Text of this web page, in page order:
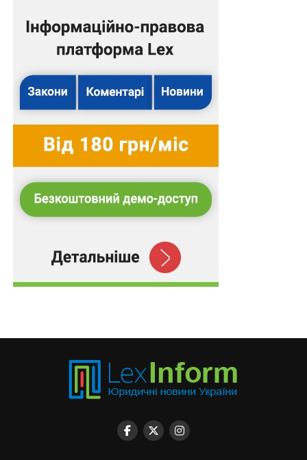
Відмінність між договором дарування та заповітом
полягає також в умовах втрати юридичної сили цих
документів. Так, заповідач має право в будь-який час
скасувати заповіт та в будь-який час скласти новий.
Заповіт, який було складено пізніше, скасовує
попередній заповіт повністю або в тій частині, в якій
він йому суперечить. Кожний новий заповіт скасовує
попередній і не відновлює заповіту, який заповідач
заповідачем, був визнаний недійсним, чинність
попереднього заповіту не відновлюється, крім
Кодексу. Крім того, спадкодавець має право в будь-
який час внести до заповіту зміни. Скасування
заповіту та внесення до нього змін заповідач
здійснює особисто.
вагомі підстави, які передбачені Кодексом. Вимагати
іншого особливо цінного майна дарувальник має
право, якщо обдаровуваний умисно вчинив
кримінальне правопорушення проти життя, здоров’я,
власності дарувальника, його батьків, дружини
(чоловіка) або дітей. Якщо обдаровуваний вчинив